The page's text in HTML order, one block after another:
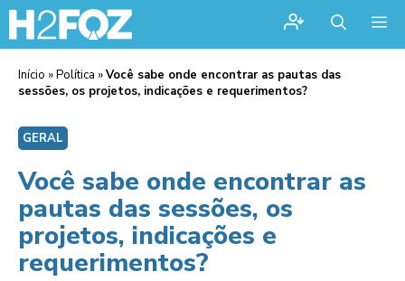
Início »Política »Você sabe onde encontrar as pautas das
sessões, os projetos, indicações e requerimentos?
GERAL
Você sabe onde encontrar as
pautas das sessões, os
projetos, indicações e
requerimentos?